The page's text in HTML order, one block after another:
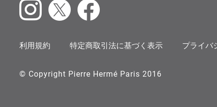
利用規約 特定商取引法に基づく表示 プライバ
© Copyright Pierre Hermé Paris 2016